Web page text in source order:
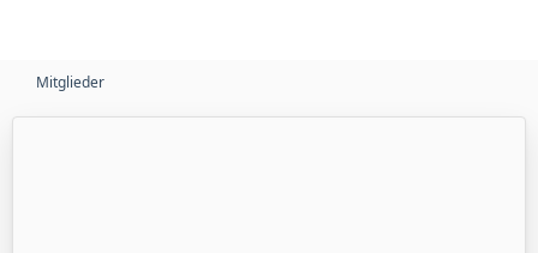
Mitglieder